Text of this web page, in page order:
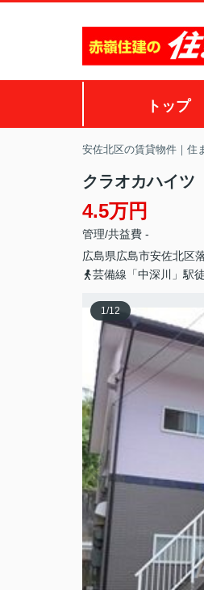
トップ
安佐北区の賃貸物件｜住
クラオカハイ
4.5万円
管理/共益費 -
広島県広島市安佐北区
芸備線「中深川」駅
1/12